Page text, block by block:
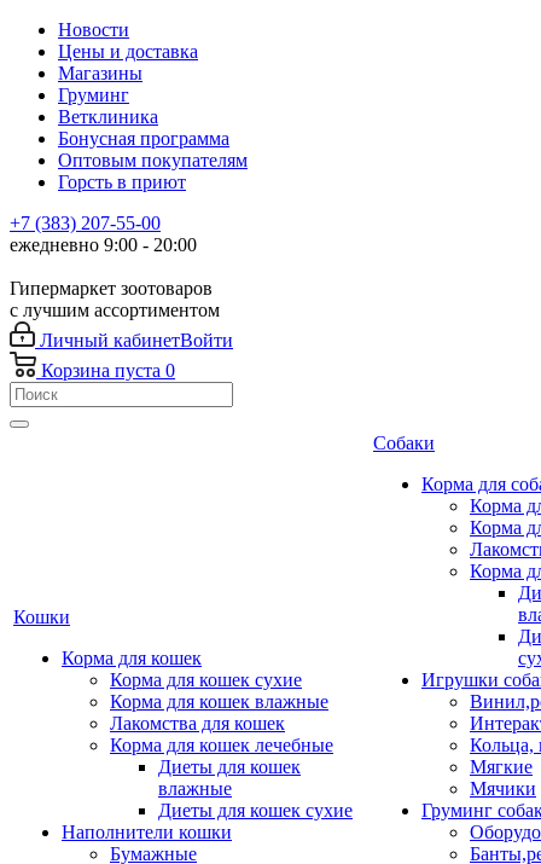
Новости
Цены и доставка
Магазины
Груминг
Ветклиника
Бонусная программа
Оптовым покупателям
Горсть в приют
+7 (383) 207-55-00
ежедневно 9:00 - 20:00
Гипермаркет зоотоваров
с лучшим ассортиментом
Личный кабинетВойти
Корзина пуста 0
Кошки
Корма для кошек
Корма для кошек сухие
Корма для кошек влажные
Лакомства для кошек
Корма для кошек лечебные
Диеты для кошек
влажные
Диеты для кошек сухие
Наполнители кошки
Бумажные
Собаки
Корма для
Корма
Корма
Корма
Игрушки
Кольца,
Мягкие
Мячики
Груминг